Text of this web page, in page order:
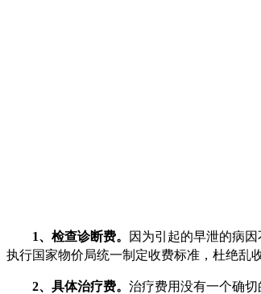
1、检查诊断费。
因为引起的早泄的病
执行国家物价局统一制定收费标准，杜绝乱
2、具体治疗费。 治疗费用没有一个确